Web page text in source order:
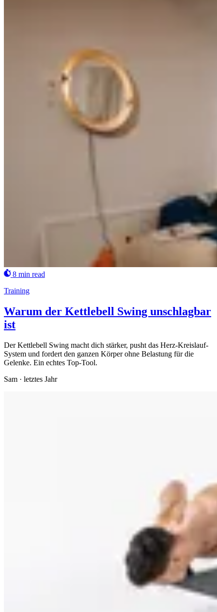
8 min read
Training
Warum der Kettlebell Swing unschlagbar
ist
Der Kettlebell Swing macht dich stärker, pusht das Herz-Kreislauf-
System und fordert den ganzen Körper ohne Belastung für die
Gelenke. Ein echtes Top-Tool.
Sam · letztes Jahr